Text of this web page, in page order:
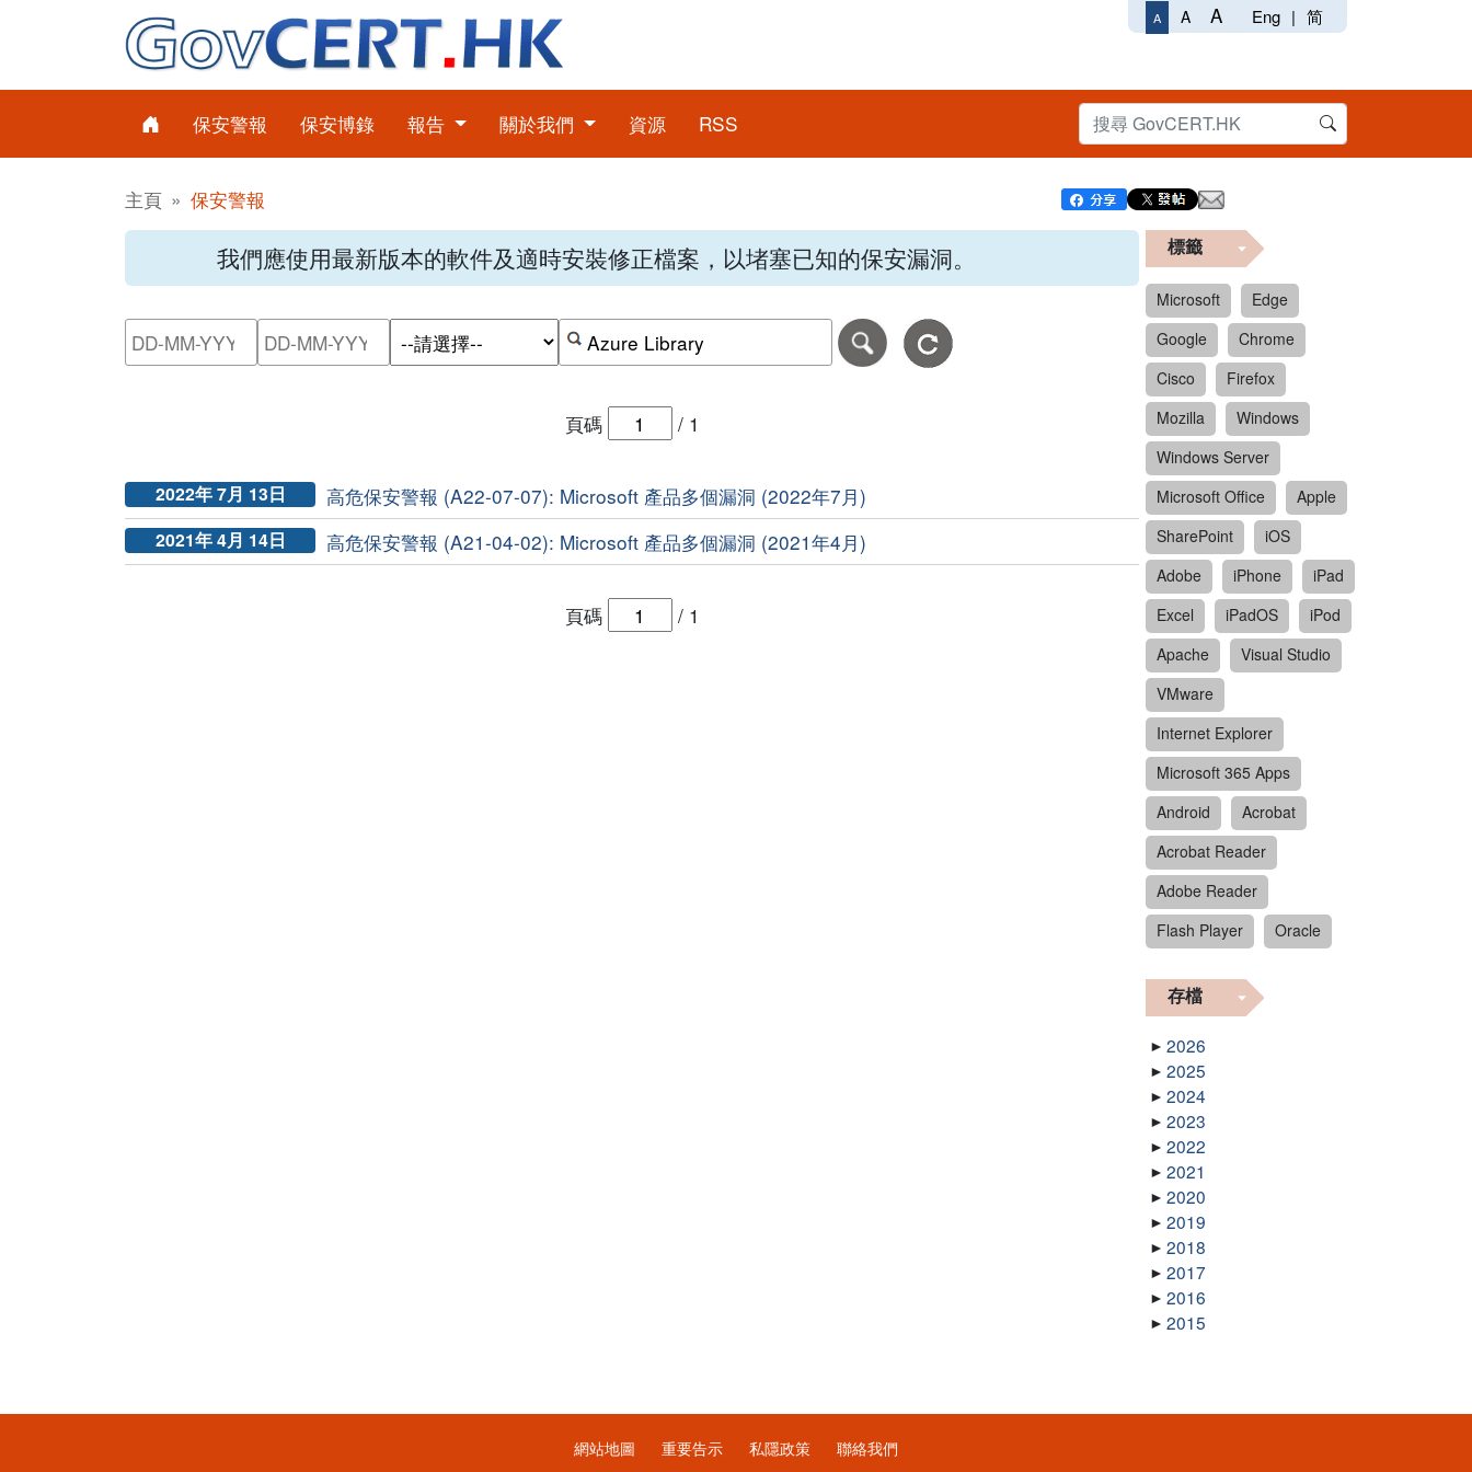
A A A Eng | 简
保安警報 保安博錄 報告 關於我們 資源 RSS
主頁 保安警報
我們應使用最新版本的軟件及適時安裝修正檔案，以堵塞已知的保安漏洞。
請輸入搜尋日期範圍的開始日期，格式為日日-月月-年年年年。
請輸入搜尋日期範圍的結束日期，格式為日日-月月-年年年年。
按關鍵字或 CVE ID 搜尋保安警報
頁碼 / 1
2022年 7月 13日 高危保安警報 (A22-07-07): Microsoft 產品多個漏洞 (2022年7月)
2021年 4月 14日 高危保安警報 (A21-04-02): Microsoft 產品多個漏洞 (2021年4月)
頁碼 / 1
標籤
Microsoft
Edge
Google
Chrome
Cisco
Firefox
Mozilla
Windows
Windows Server
Microsoft Office
Apple
SharePoint
iOS
Adobe
iPhone
iPad
Excel
iPadOS
iPod
Apache
Visual Studio
VMware
Internet Explorer
Microsoft 365 Apps
Android
Acrobat
Acrobat Reader
Adobe Reader
Flash Player
Oracle
存檔
2026
2025
2024
2023
2022
2021
2020
2019
2018
2017
2016
2015
網站地圖 重要告示 私隱政策 聯絡我們